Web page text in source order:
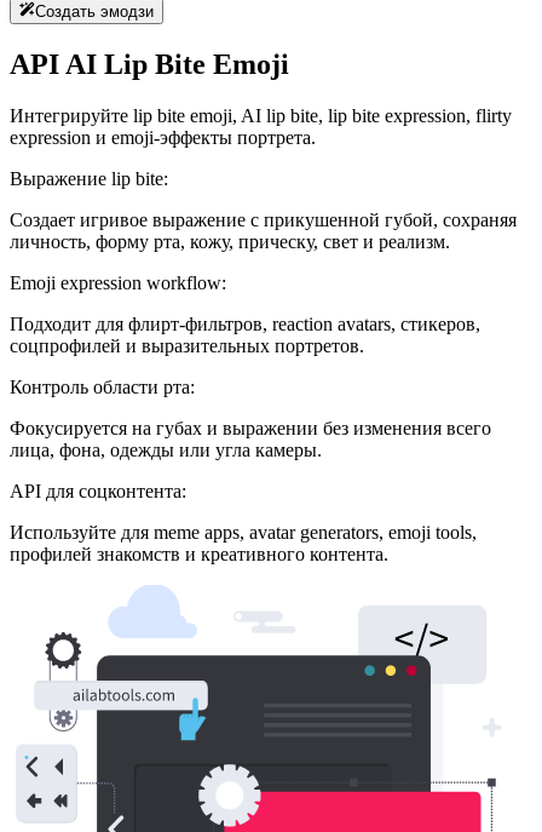
Создать эмодзи
API AI Lip Bite Emoji
Интегрируйте lip bite emoji, AI lip bite, lip bite expression, flirty
expression и emoji-эффекты портрета.
Выражение lip bite:
Создает игривое выражение с прикушенной губой, сохраняя
личность, форму рта, кожу, прическу, свет и реализм.
Emoji expression workflow:
Подходит для флирт-фильтров, reaction avatars, стикеров,
соцпрофилей и выразительных портретов.
Контроль области рта:
Фокусируется на губах и выражении без изменения всего
лица, фона, одежды или угла камеры.
API для соцконтента:
Используйте для meme apps, avatar generators, emoji tools,
профилей знакомств и креативного контента.